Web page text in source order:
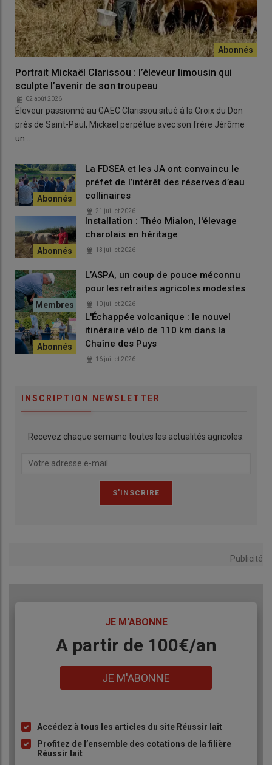
Portrait Mickaël Clarissou : l’éleveur limousin qui
sculpte l’avenir de son troupeau
02 août 2026
Éleveur passionné au GAEC Clarissou situé à la Croix du Don
près de Saint-Paul, Mickaël perpétue avec son frère Jérôme
un…
La FDSEA et les JA ont convaincu le
préfet de l’intérêt des réserves d’eau
collinaires
21 juillet 2026
Installation : Théo Mialon, l'élevage
charolais en héritage
13 juillet 2026
L’ASPA, un coup de pouce méconnu
pour les retraites agricoles modestes
10 juillet 2026
L'Échappée volcanique : le nouvel
itinéraire vélo de 110 km dans la
Chaîne des Puys
16 juillet 2026
INSCRIPTION NEWSLETTER
Recevez chaque semaine toutes les actualités agricoles.
Publicité
JE M'ABONNE
BodyA partir de 100€/an
JE M'ABONNE
Liste
à
puce
Accédez à tous les articles du site Réussir lait
Profitez de l’ensemble des cotations de la filière
Réussir lait